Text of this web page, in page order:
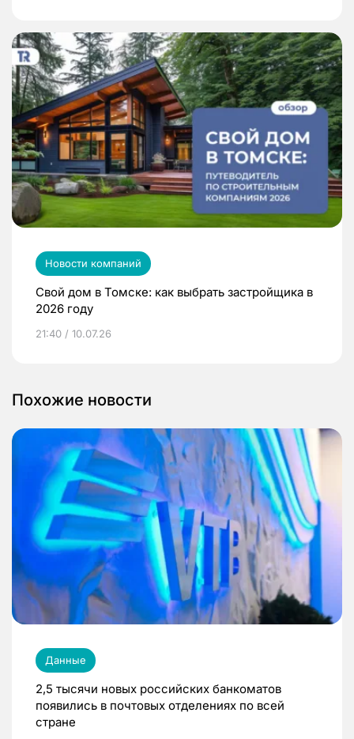
Новости компаний
Свой дом в Томске: как выбрать застройщика в
2026 году
21:40 / 10.07.26
Похожие новости
Данные
2,5 тысячи новых российских банкоматов
появились в почтовых отделениях по всей
стране